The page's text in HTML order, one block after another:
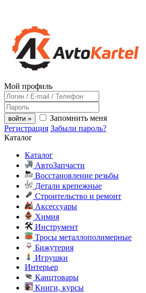
Мой профиль
войти »
Запомнить меня
Регистрация Забыли пароль?
Каталог
Каталог
АвтоЗапчасти
Восстановление резьбы
Детали крепежные
Строительство и ремонт
Аксессуары
Химия
Инструмент
Тросы металлополимерные
Бижутерия
Игрушки
Интерьер
Канцтовары
Книги, курсы